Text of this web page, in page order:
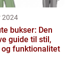
2024
bukser: Den
guide til stil,
funktionalitet